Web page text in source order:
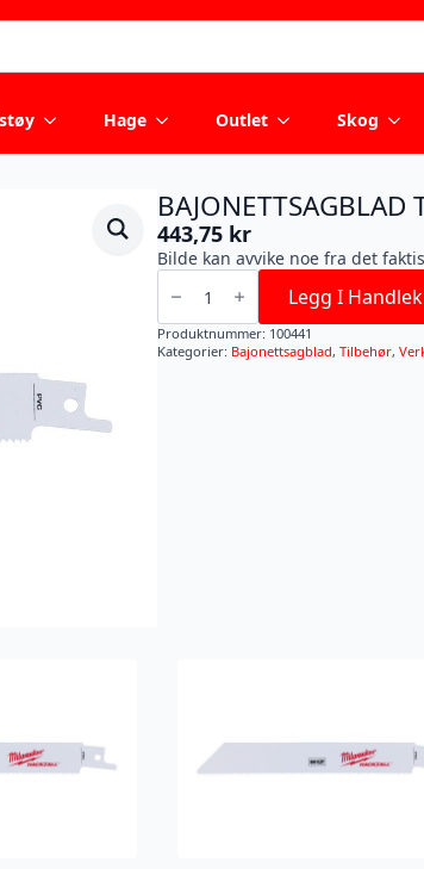
Hage Outlet Skog
443,75 kr
Bilde kan avvike noe fra det
BAJONETTSAGBLAD
TO
150MM
antall
Legg I
Produktnummer: 100441
Kategorier: Bajonettsagblad, Tilbehør,